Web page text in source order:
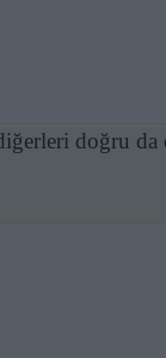
doğru da